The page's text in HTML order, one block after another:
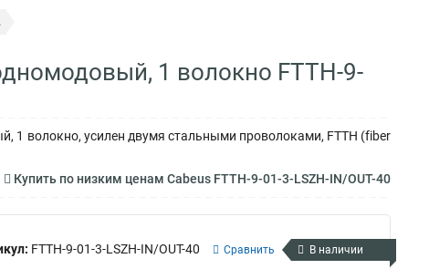
1 волокно FTTH-9-
1 волокно, усилен двумя стальными проволоками, FTTH (fiber
Купить по низким ценам Cabeus FTTH-9-01-3-LSZH-IN/OUT-40
FTTH-9-01-3-LSZH-IN/OUT-40 Сравнить В наличии